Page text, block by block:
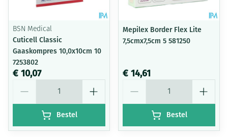
BSN Medical
Cuticell Classic
Gaaskompres 10,0x10cm 10
7253802
€ 10,07
Bestel
Mepilex Border Flex Lite
7,5cmx7,5cm 5 581250
€ 14,61
Bestel